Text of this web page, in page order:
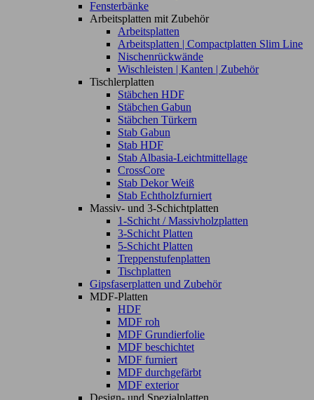
Fensterbänke
Arbeitsplatten mit Zubehör
Arbeitsplatten
Arbeitsplatten | Compactplatten Slim Line
Nischenrückwände
Wischleisten | Kanten | Zubehör
Tischlerplatten
Stäbchen HDF
Stäbchen Gabun
Stäbchen Türkern
Stab Gabun
Stab HDF
Stab Albasia-Leichtmittellage
CrossCore
Stab Dekor Weiß
Stab Echtholzfurniert
Massiv- und 3-Schichtplatten
1-Schicht / Massivholzplatten
3-Schicht Platten
5-Schicht Platten
Treppenstufenplatten
Tischplatten
Gipsfaserplatten und Zubehör
MDF-Platten
HDF
MDF roh
MDF Grundierfolie
MDF beschichtet
MDF furniert
MDF durchgefärbt
MDF exterior